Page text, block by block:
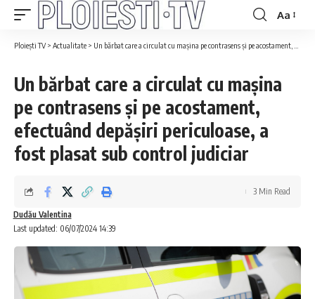
Aa
Ploiești TV> Actualitate > Un bărbat care a circulat cu maşina pe contrasens şi pe acostament, efectuând depăşiri periculoase, a fost plasat sub control judiciar
Un bărbat care a circulat cu maşina
pe contrasens şi pe acostament,
efectuând depăşiri periculoase, a
fost plasat sub control judiciar
Last updated: 06/07/2024 14:39
Dudău Valentina
3 Min Read